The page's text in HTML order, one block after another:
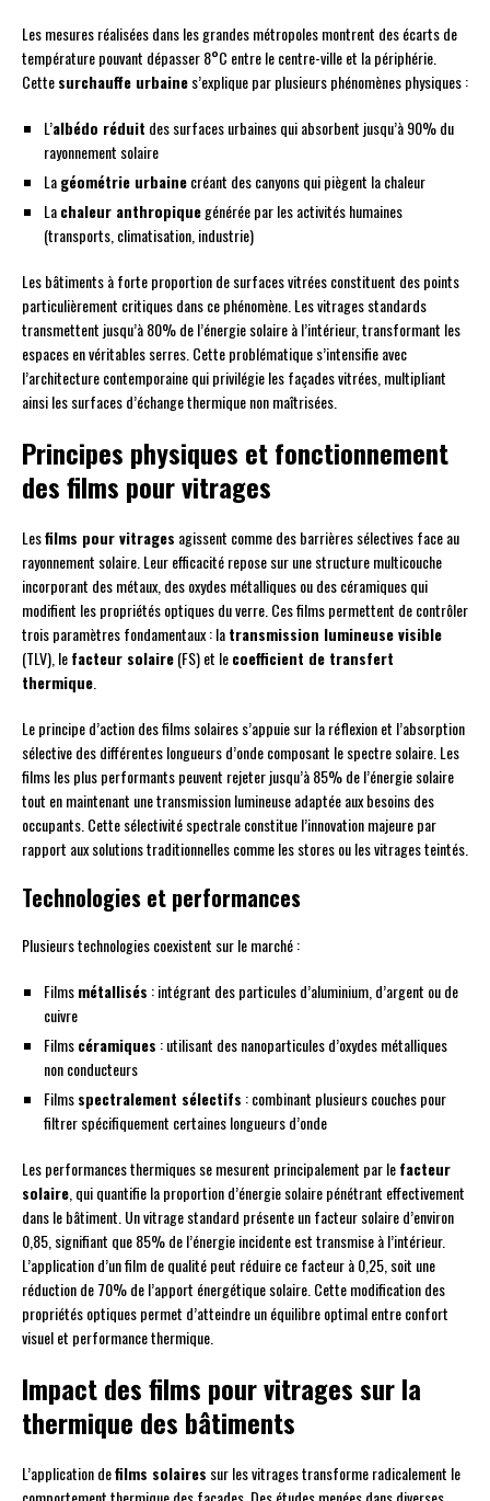
Les mesures réalisées dans les grandes métropoles montrent des écarts de
température pouvant dépasser 8°C entre le centre-ville et la périphérie.
Cettesurchauffe urbaines’explique par plusieurs phénomènes physiques :
L’albédo réduit des surfaces urbaines qui absorbent jusqu’à 90% du
rayonnement solaire
Lagéométrie urbainecréant des canyons qui piègent la chaleur
Lachaleur anthropiquegénérée par les activités humaines
(transports, climatisation, industrie)
Les bâtiments à forte proportion de surfaces vitrées constituent des points
particulièrement critiques dans ce phénomène. Les vitrages standards
transmettent jusqu’à 80% de l’énergie solaire à l’intérieur, transformant les
espaces en véritables serres. Cette problématique s’intensifie avec
l’architecture contemporaine qui privilégie les façades vitrées, multipliant
ainsi les surfaces d’échange thermique non maîtrisées.
Principes physiques et fonctionnement
des films pour vitrages
Lesfilms pour vitrages agissent comme des barrières sélectives face au
rayonnement solaire. Leur efficacité repose sur une structure multicouche
incorporant des métaux, des oxydes métalliques ou des céramiques qui
modifient les propriétés optiques du verre. Ces films permettent de contrôler
trois paramètres fondamentaux : latransmission lumineuse visible
(TLV), lefacteur solaire(FS) et lecoefficient de transfert
thermique
Le principe d’action des films solaires s’appuie sur la réflexion et l’absorption
sélective des différentes longueurs d’onde composant le spectre solaire. Les
films les plus performants peuvent rejeter jusqu’à 85% de l’énergie solaire
tout en maintenant une transmission lumineuse adaptée aux besoins des
occupants. Cette sélectivité spectrale constitue l’innovation majeure par
rapport aux solutions traditionnelles comme les stores ou les vitrages teintés.
Technologies et performances
Plusieurs technologies coexistent sur le marché :
Filmsmétallisés : intégrant des particules d’aluminium, d’argent ou de
cuivre
Filmscéramiques : utilisant des nanoparticules d’oxydes métalliques
non conducteurs
Filmsspectralement sélectifs : combinant plusieurs couches pour
filtrer spécifiquement certaines longueurs d’onde
Les performances thermiques se mesurent principalement par lefacteur
solaire , qui quantifie la proportion d’énergie solaire pénétrant effectivement
dans le bâtiment. Un vitrage standard présente un facteur solaire d’environ
0,85, signifiant que 85% de l’énergie incidente est transmise à l’intérieur.
L’application d’un film de qualité peut réduire ce facteur à 0,25, soit une
réduction de 70% de l’apport énergétique solaire. Cette modification des
propriétés optiques permet d’atteindre un équilibre optimal entre confort
visuel et performance thermique.
Impact des films pour vitrages sur la
thermique des bâtiments
L’application defilms solaires sur les vitrages transforme radicalement le